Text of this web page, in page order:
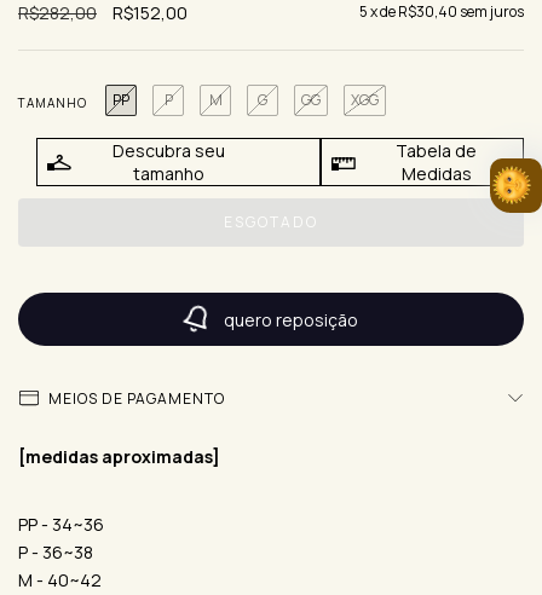
R$282,00 R$152,00 5x deR$30,40 sem juros
TAMANHO PP P M G GG XGG
Descubra seu
tamanho
Tabela de
Medidas
quero reposição
MEIOS DE PAGAMENTO
[medidas aproximadas]
PP - 34~36
P - 36~38
M - 40~42